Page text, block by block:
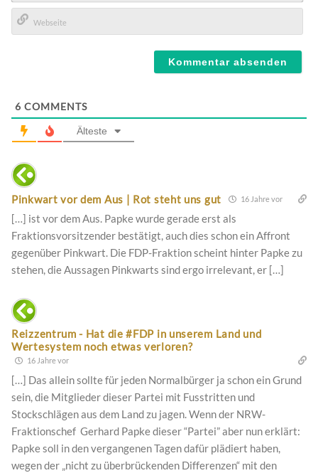
E-
Mail*
6 COMMENTS
Älteste
Pinkwart vor dem Aus | Rot steht uns gut 16 Jahre vor
[…] ist vor dem Aus. Papke wurde gerade erst als
Fraktionsvorsitzender bestätigt, auch dies schon ein Affront
gegenüber Pinkwart. Die FDP-Fraktion scheint hinter Papke zu
stehen, die Aussagen Pinkwarts sind ergo irrelevant, er […]
Reizzentrum - Hat die #FDP in unserem Land und
Wertesystem noch etwas verloren?
16 Jahre vor
[…] Das allein sollte für jeden Normalbürger ja schon ein Grund
sein, die Mitglieder dieser Partei mit Fusstritten und
Stockschlägen aus dem Land zu jagen. Wenn der NRW-
Fraktionschef Gerhard Papke dieser “Partei” aber nun erklärt:
Papke soll in den vergangenen Tagen dafür plädiert haben,
wegen der „nicht zu überbrückenden Differenzen“ mit den